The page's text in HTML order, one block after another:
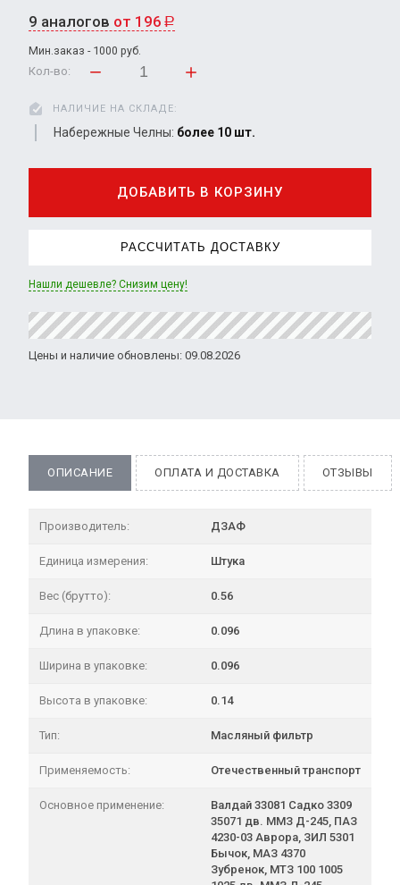
9 аналогов от 196 Р
Мин.заказ - 1000 руб.
Кол-во:
НАЛИЧИЕ НА СКЛАДЕ:
Набережные Челны: более 10 шт.
ДОБАВИТЬ В КОРЗИНУ
РАССЧИТАТЬ ДОСТАВКУ
Нашли дешевле? Снизим цену!
Цены и наличие обновлены: 09.08.2026
ОПИСАНИЕ ОПЛАТА И ДОСТАВКА ОТЗЫВЫ
Производитель: ДЗАФ
Единица измерения: Штука
Вес (брутто): 0.56
Длина в упаковке: 0.096
Ширина в упаковке: 0.096
Высота в упаковке: 0.14
Тип: Масляный фильтр
Применяемость: Отечественный транспорт
Основное применение:
Валдай 33081 Садко 3309
35071 дв. ММЗ Д-245, ПАЗ
4230-03 Аврора, ЗИЛ 5301
Бычок, МАЗ 4370
Зубренок, МТЗ 100 1005